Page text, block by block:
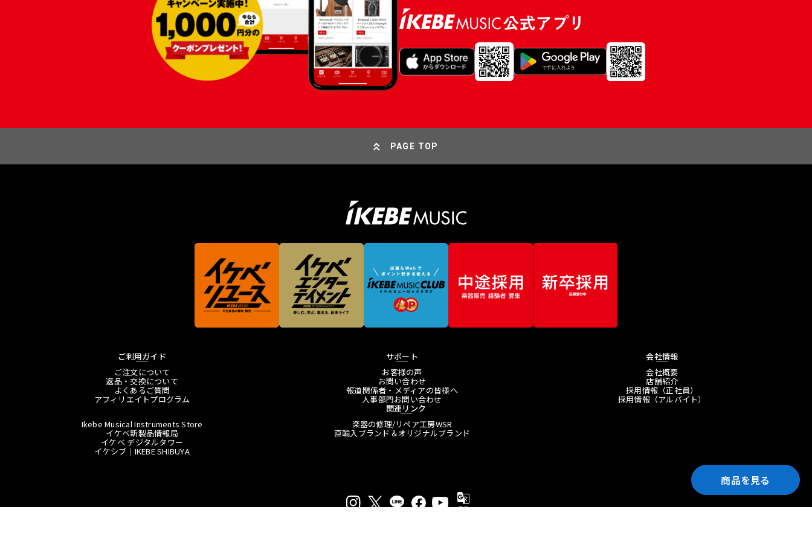
商品を見る
PAGE TOP
ご利用ガイド
ご注文について
返品・交換について
よくあるご質問
アフィリエイトプログラム
サポート
お客様の声
お問い合わせ
報道関係者・メディアの皆様へ
人事部門お問い合わせ
会社情報
会社概要
店舗紹介
採用情報（正社員）
採用情報（アルバイト）
関連リンク
Ikebe Musical Instruments Store
イケベ新製品情報局
イケベ デジタルタワー
イケシブ｜IKEBE SHIBUYA
楽器の修理/リペア工房WSR
直輸入ブランド＆オリジナルブランド